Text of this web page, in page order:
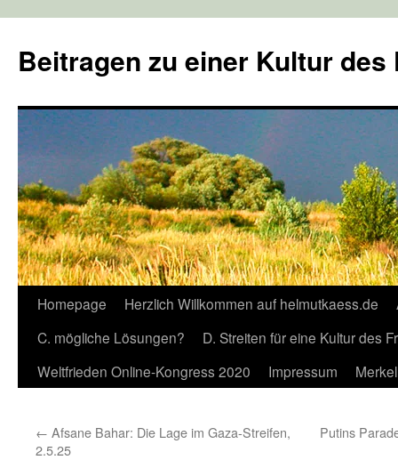
springen
Beitragen zu einer Kultur des
Homepage Herzlich Willkommen auf helmutkaess.de
C. mögliche Lösungen?
D. Streiten für eine Kultur des
Weltfrieden Online-Kongress 2020
Impressum
← Afsane Bahar: Die Lage im Gaza-Streifen,
2.5.25
Putins